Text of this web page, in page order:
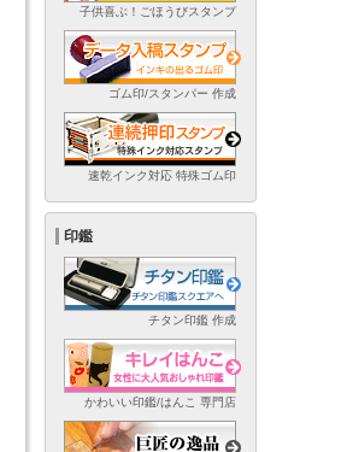
子供喜ぶ！ごほうびスタンプ
ゴム印/スタンパー 作成
速乾インク対応 特殊ゴム印
印鑑
チタン印鑑 作成
かわいい印鑑/はんこ 専門店